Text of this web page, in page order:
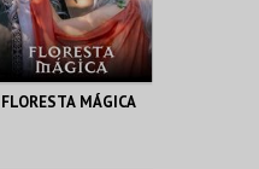
COMPRAR
FLORESTA MÁGICA